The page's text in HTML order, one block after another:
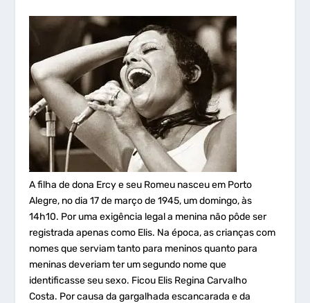
A filha de dona Ercy e seu Romeu nasceu em Porto
Alegre, no dia 17 de março de 1945, um domingo, às
14h10. Por uma exigência legal a menina não pôde ser
registrada apenas como Elis. Na época, as crianças com
nomes que serviam tanto para meninos quanto para
meninas deveriam ter um segundo nome que
identificasse seu sexo. Ficou Elis Regina Carvalho
Costa. Por causa da gargalhada escancarada e da